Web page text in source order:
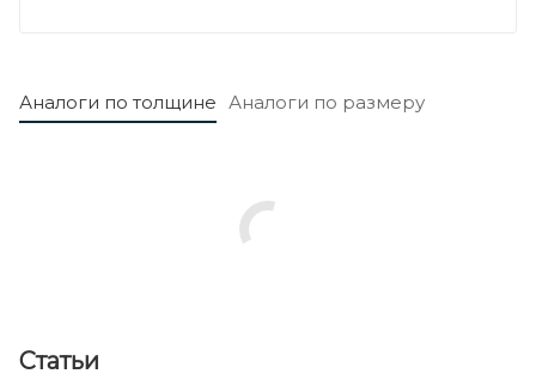
Аналоги по толщине Аналоги по размеру
Статьи